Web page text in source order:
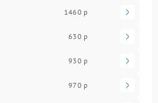
1460 р
630 р
930 р
970 р